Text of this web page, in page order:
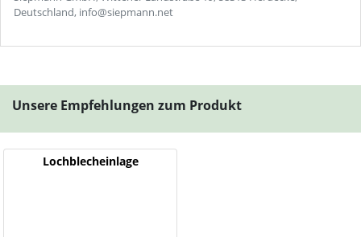
Deutschland, info@siepmann.net
Unsere Empfehlungen zum Produkt
Lochblecheinlage